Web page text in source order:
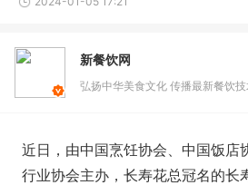
新餐饮网
弘扬中华美食文化 传播最新餐饮
近日，由中国烹饪协会、中国饭店
行业协会主办，长寿花总冠名的长